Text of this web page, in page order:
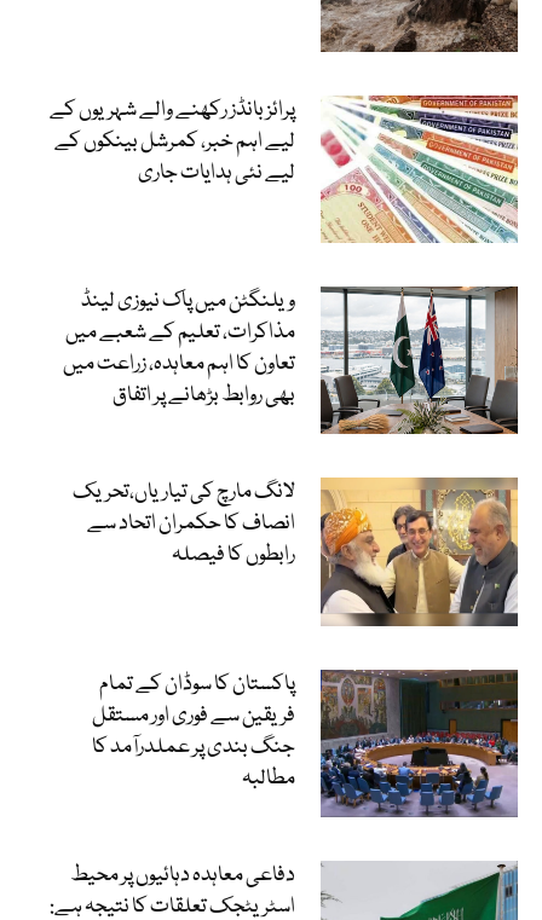
پرائز بانڈز رکھنے والے شہریوں کے
لیے اہم خبر، کمرشل بینکوں کے
لیے نئی ہدایات جاری
ویلنگٹن میں پاک نیوزی لینڈ
مذاکرات، تعلیم کے شعبے میں
تعاون کا اہم معاہدہ، زراعت میں
بھی روابط بڑھانے پر اتفاق
لانگ مارچ کی تیاریاں،تحریک
انصاف کا حکمران اتحاد سے
رابطوں کا فیصلہ
پاکستان کا سوڈان کے تمام
فریقین سے فوری اور مستقل
جنگ بندی پر عملدرآمد کا
مطالبہ
دفاعی معاہدہ دہائیوں پر محیط
اسٹریٹجک تعلقات کا نتیجہ ہے: